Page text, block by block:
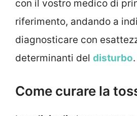
con il vostro medico di
riferimento, andando a
diagnosticare con
determinanti del disturbo.
Come curare la